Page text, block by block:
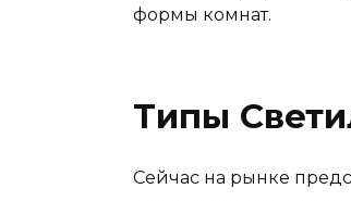
формы комнат.
Типы
Сейчас на рынке